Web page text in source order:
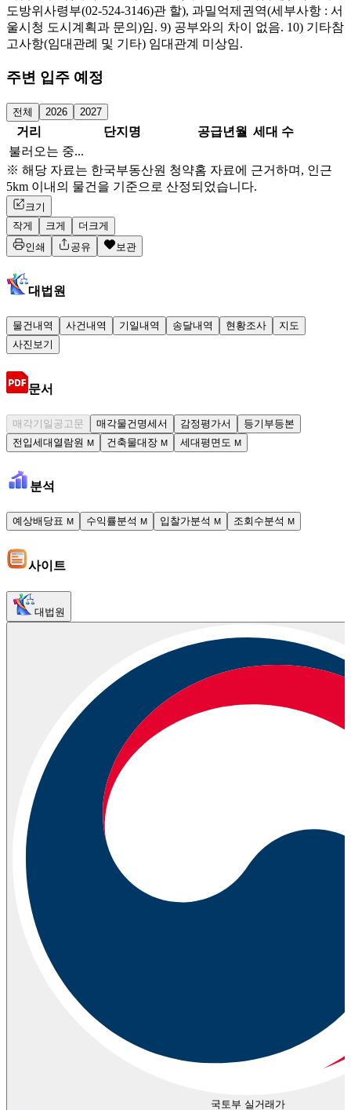
도방위사령부(02-524-3146)관 할), 과밀억제권역(세부사항 : 서
울시청 도시계획과 문의)임. 9) 공부와의 차이 없음. 10) 기타참
고사항(임대관례 및 기타) 임대관계 미상임.
주변 입주 예정
전체 2026 2027
거리 단지명 공급년월 세대 수
불러오는 중...
※ 해당 자료는 한국부동산원 청약홈 자료에 근거하며, 인근
5km 이내의 물건을 기준으로 산정되었습니다.
크기
작게
크게
더크게
인쇄
공유 보관
대법원
물건내역 사건내역 기일내역 송달내역 현황조사
지도
사진보기
문서
매각기일공고문 매각물건명세서 감정평가서
등기부등본
전입세대열람원 M 건축물대장 M 세대평면도 M
분석
예상배당표 M 수익률분석 M 입찰가분석 M 조회수분석 M
사이트
대법원
국토부 실거래가